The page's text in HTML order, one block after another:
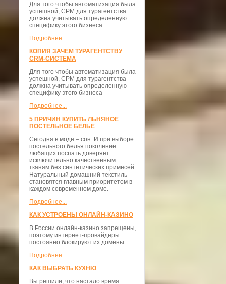
Для того чтобы автоматизация была
успешной, СРМ для турагентства
должна учитывать определенную
специфику этого бизнеса
Подробнее...
КОПИЯ ЗАЧЕМ ТУРАГЕНТСТВУ
CRM-СИСТЕМА
Для того чтобы автоматизация была
успешной, СРМ для турагентства
должна учитывать определенную
специфику этого бизнеса
Подробнее...
5 ПРИЧИН КУПИТЬ ЛЬНЯНОЕ
ПОСТЕЛЬНОЕ БЕЛЬЕ
Сегодня в моде – сон. И при выборе
постельного белья поколение
любящих поспать доверяет
исключительно качественным
тканям без синтетических примесей.
Натуральный домашний текстиль
становятся главным приоритетом в
каждом современном доме.
Подробнее...
КАК УСТРОЕНЫ ОНЛАЙН-КАЗИНО
В России онлайн-казино запрещены,
поэтому интернет-провайдеры
постоянно блокируют их домены.
Подробнее...
КАК ВЫБРАТЬ КУХНЮ
Вы решили, что настало время